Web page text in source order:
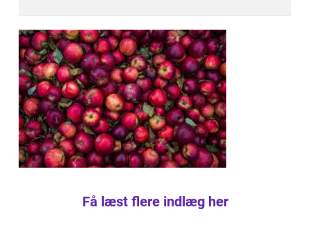
Få læst flere indlæg her